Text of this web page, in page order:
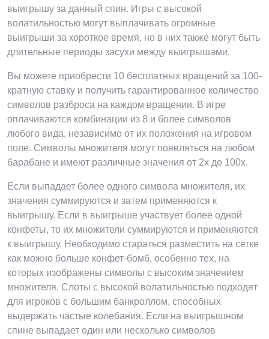
выигрышу за данный спин. Игры с высокой
волатильностью могут выплачивать огромные
выигрыши за короткое время, но в них также могут быть
длительные периоды засухи между выигрышами.
Вы можете приобрести 10 бесплатных вращений за 100-
кратную ставку и получить гарантированное количество
символов разброса на каждом вращении. В игре
оплачиваются комбинации из 8 и более символов
любого вида, независимо от их положения на игровом
поле. Символы множителя могут появляться на любом
барабане и имеют различные значения от 2x до 100x.
Если выпадает более одного символа множителя, их
значения суммируются и затем применяются к
выигрышу. Если в выигрыше участвует более одной
конфеты, то их множители суммируются и применяются
к выигрышу. Необходимо стараться разместить на сетке
как можно больше конфет-бомб, особенно тех, на
которых изображены символы с высоким значением
множителя. Слоты с высокой волатильностью подходят
для игроков с большим банкроллом, способных
выдержать частые колебания. Если на выигрышном
спине выпадает один или несколько символов